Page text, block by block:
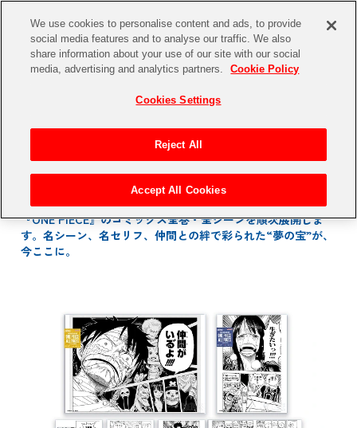
JP/EN
ITEM
LAB：T-SHIRT PRINT
LAB：BALL CHAIN
DECORATION STAND
LUCKY PORT
ACCESS
“ひとつなぎの大秘宝”を目指す冒険の軌跡が、B5・B4サイズ
のポスターに！
『ONE PIECE』のコミックス全巻・全シーンを順次展開しま
す。名シーン、名セリフ、仲間との絆で彩られた“夢の宝”が、
今ここに。
We use cookies to personalise content and ads, to provide
social media features and to analyse our traffic. We also
share information about your use of our site with our social
media, advertising and analytics partners.
Cookie Policy
Cookies Settings
Reject All
Accept All Cookies